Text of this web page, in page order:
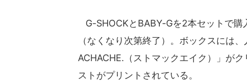
G-SHOCKとBABY-Gを2本セットで購
（なくなり次第終了）。ボックスには
ACHACHE.（ストマックエイク）」が
ストがプリントされている。